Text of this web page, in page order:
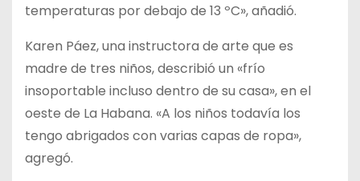
temperaturas por debajo de 13 ºC», añadió.
Karen Páez, una instructora de arte que es
madre de tres niños, describió un «frío
insoportable incluso dentro de su casa», en el
oeste de La Habana. «A los niños todavía los
tengo abrigados con varias capas de ropa»,
agregó.